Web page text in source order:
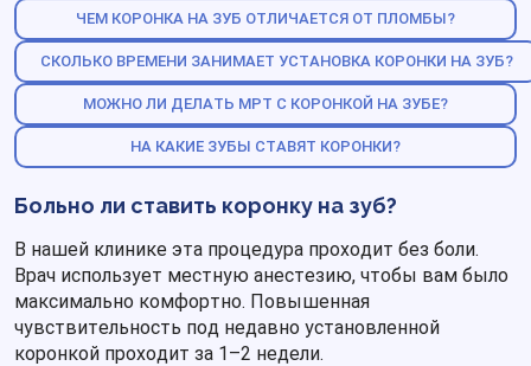
получите квалифицированные рекомендации по
восстановлению зубов.
ЧЕМ КОРОНКА НА ЗУБ ОТЛИЧАЕТСЯ ОТ ПЛОМБЫ?
СКОЛЬКО ВРЕМЕНИ ЗАНИМАЕТ УСТАНОВКА КОРОНКИ НА ЗУБ?
МОЖНО ЛИ ДЕЛАТЬ МРТ С КОРОНКОЙ НА ЗУБЕ?
НА КАКИЕ ЗУБЫ СТАВЯТ КОРОНКИ?
Больно ли ставить коронку на зуб?
В нашей клинике эта процедура проходит без боли.
Врач использует местную анестезию, чтобы вам было
максимально комфортно. Повышенная
чувствительность под недавно установленной
коронкой проходит за 1–2 недели.